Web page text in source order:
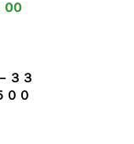
00
３３
０